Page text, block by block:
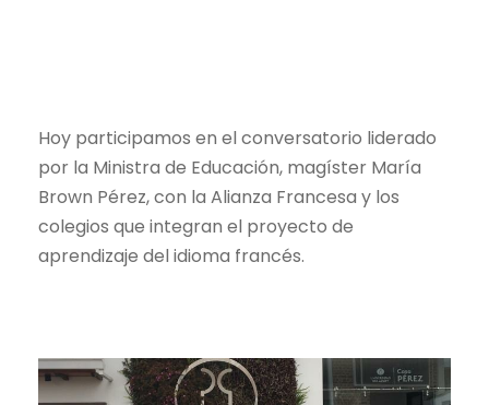
Hoy participamos en el conversatorio liderado
por la Ministra de Educación, magíster María
Brown Pérez, con la Alianza Francesa y los
colegios que integran el proyecto de
aprendizaje del idioma francés.